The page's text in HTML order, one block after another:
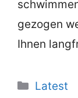
gezogen
Ihnen
Latest